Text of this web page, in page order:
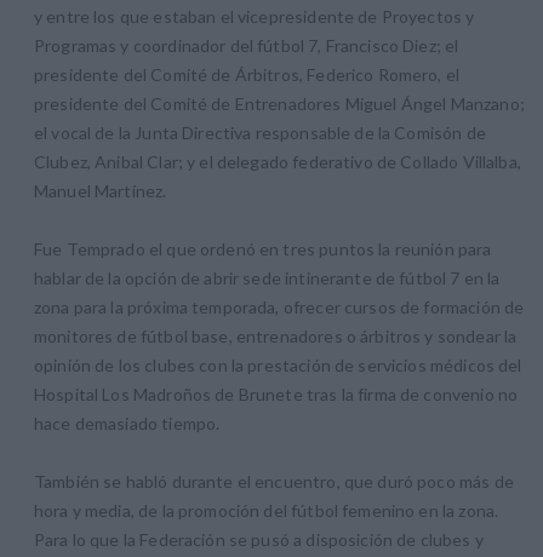
y entre los que estaban el vicepresidente de Proyectos y
Programas y coordinador del fútbol 7, Francisco Diez; el
presidente del Comité de Árbitros, Federico Romero, el
presidente del Comité de Entrenadores Miguel Ángel Manzano;
el vocal de la Junta Directiva responsable de la Comisón de
Clubez, Anibal Clar; y el delegado federativo de Collado Villalba,
Manuel Martínez.
Fue Temprado el que ordenó en tres puntos la reunión para
hablar de la opción de abrir sede intinerante de fútbol 7 en la
zona para la próxima temporada, ofrecer cursos de formación de
monitores de fútbol base, entrenadores o árbitros y sondear la
opinión de los clubes con la prestación de servicios médicos del
Hospital Los Madroños de Brunete tras la firma de convenio no
hace demasiado tiempo.
También se habló durante el encuentro, que duró poco más de
hora y media, de la promoción del fútbol femenino en la zona.
Para lo que la Federación se pusó a disposición de clubes y